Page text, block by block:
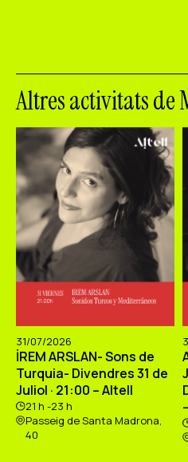
Altres activitats de
31/07/2026
İREM ARSLAN- Sons de
Turquia- Divendres 31 de
Juliol · 21:00 – Altell
21 h -23 h
Passeig de Santa Madrona,
40